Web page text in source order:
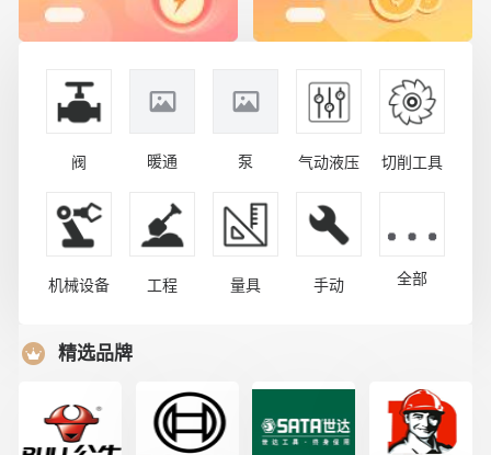
阀 暖通 泵 气动液压 切削工具
机械设备 工程 量具 手动 全部
精选品牌